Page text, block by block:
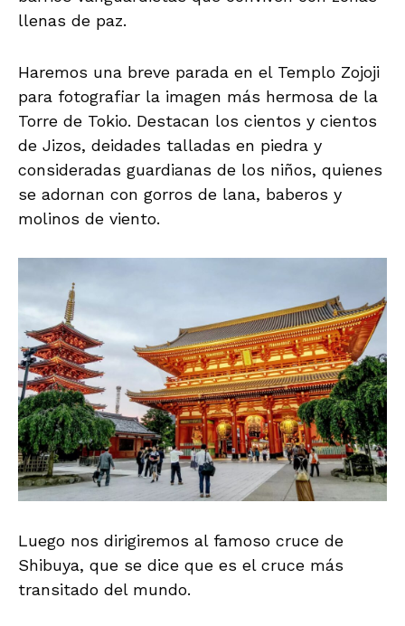
llenas de paz.
Haremos una breve parada en el Templo Zojoji
para fotografiar la imagen más hermosa de la
Torre de Tokio. Destacan los cientos y cientos
de Jizos, deidades talladas en piedra y
consideradas guardianas de los niños, quienes
se adornan con gorros de lana, baberos y
molinos de viento.
Luego nos dirigiremos al famoso cruce de
Shibuya, que se dice que es el cruce más
transitado del mundo.